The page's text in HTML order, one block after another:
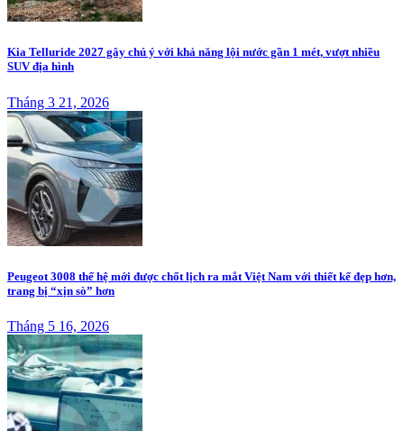
Kia Telluride 2027 gây chú ý với khả năng lội nước gần 1 mét, vượt nhiều
SUV địa hình
Tháng 3 21, 2026
Peugeot 3008 thế hệ mới được chốt lịch ra mắt Việt Nam với thiết kế đẹp hơn,
trang bị “xịn sò” hơn
Tháng 5 16, 2026